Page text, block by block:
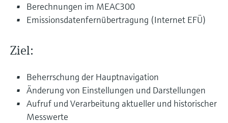
Berechnungen im MEAC300
Emissionsdatenfernübertragung (Internet EFÜ)
Ziel:
Beherrschung der Hauptnavigation
Änderung von Einstellungen und Darstellungen
Aufruf und Verarbeitung aktueller und historischer
Messwerte